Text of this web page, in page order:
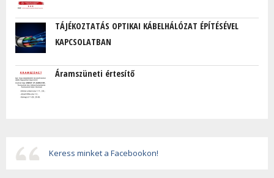
TÁJÉKOZTATÁS OPTIKAI KÁBELHÁLÓZAT ÉPÍTÉSÉVEL
KAPCSOLATBAN
Áramszüneti értesítő
Keress minket a Facebookon!